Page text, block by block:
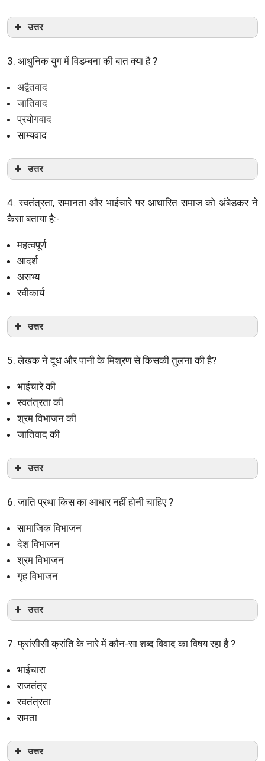
उत्तर
3. आधुनिक युग में विडम्बना की बात क्या है ?
अद्वैतवाद
जातिवाद
प्रयोगवाद
साम्यवाद
उत्तर
4. स्वतंत्रता, समानता और भाईचारे पर आधारित समाज को अंबेडकर ने
कैसा बताया है:-
महत्वपूर्ण
आदर्श
असभ्य
स्वीकार्य
उत्तर
5. लेखक ने दूध और पानी के मिश्रण से किसकी तुलना की है?
भाईचारे की
स्वतंत्रता की
श्रम विभाजन की
जातिवाद की
उत्तर
6. जाति प्रथा किस का आधार नहीं होनी चाहिए ?
सामाजिक विभाजन
देश विभाजन
श्रम विभाजन
गृह विभाजन
उत्तर
7. फ्रांसीसी क्रांति के नारे में कौन-सा शब्द विवाद का विषय रहा है ?
भाईचारा
राजतंत्र
स्वतंत्रता
समता
उत्तर